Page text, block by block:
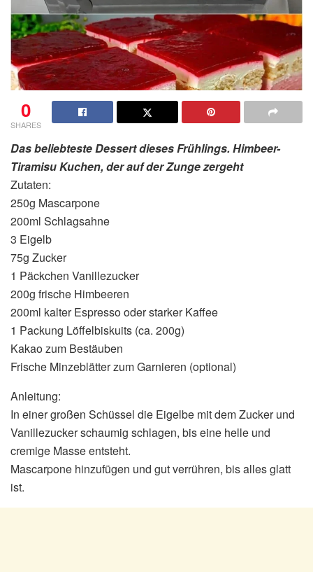
0
SHARES
Das beliebteste Dessert dieses Frühlings. Himbeer-
Tiramisu Kuchen, der auf der Zunge zergeht
Zutaten:
250g Mascarpone
200ml Schlagsahne
3 Eigelb
75g Zucker
1 Päckchen Vanillezucker
200g frische Himbeeren
200ml kalter Espresso oder starker Kaffee
1 Packung Löffelbiskuits (ca. 200g)
Kakao zum Bestäuben
Frische Minzeblätter zum Garnieren (optional)
Anleitung:
In einer großen Schüssel die Eigelbe mit dem Zucker und
Vanillezucker schaumig schlagen, bis eine helle und
cremige Masse entsteht.
Mascarpone hinzufügen und gut verrühren, bis alles glatt
ist.